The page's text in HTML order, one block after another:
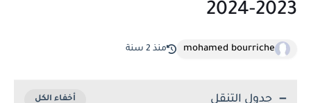
2023-2024
mohamed bourriche منذ 2 سنة
جدول التنقل